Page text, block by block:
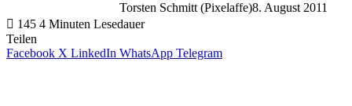
Torsten Schmitt (Pixelaffe)8. August 2011
145 4 Minuten Lesedauer
Teilen
Facebook X LinkedIn WhatsApp Telegram